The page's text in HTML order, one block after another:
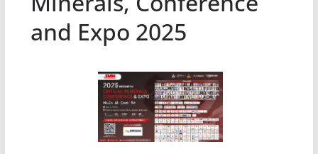
and Expo 2025